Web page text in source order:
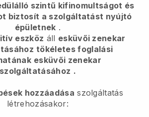
szintű kifinomultságot és
biztosít a szolgáltatást nyújtó
épületnek .
eszköz áll esküvői zenekar
tökéletes foglalási
esküvői zenekar
szolgáltatásához .
hozzáadása szolgáltatás
létrehozásakor: